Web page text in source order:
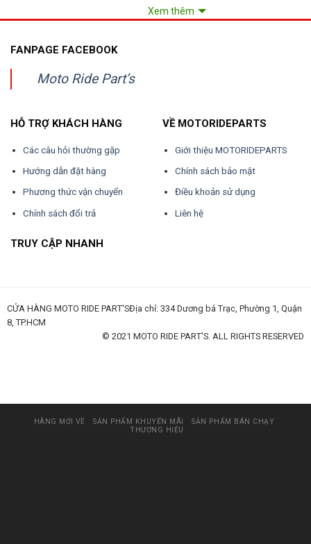
Xem thêm
FANPAGE FACEBOOK
Moto Ride Part’s
HỖ TRỢ KHÁCH HÀNG
Các câu hỏi thường gặp
Hướng dẫn đặt hàng
Phương thức vận chuyển
Chính sách đổi trả
VỀ MOTORIDEPARTS
Giới thiệu MOTORIDEPARTS
Chính sách bảo mật
Điều khoản sử dụng
Liên hệ
TRUY CẬP NHANH
CỬA HÀNG MOTO RIDE PART'SĐịa chỉ: 334 Dương bá Trạc, Phường 1, Quận
8, TP.HCM
© 2021 MOTO RIDE PART'S. ALL RIGHTS RESERVED
HÀNG MỚI VỀ SẢN PHẨM KHUYẾN MÃI
SẢN PHẨM BÁN CHẠY
THƯƠNG HIỆU